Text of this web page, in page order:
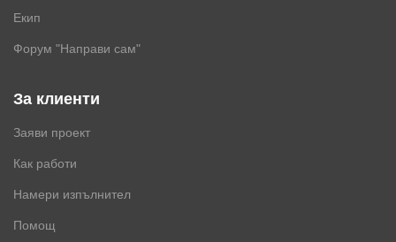
Екип
Форум "Направи сам"
За клиенти
Заяви проект
Как работи
Намери изпълнител
Помощ